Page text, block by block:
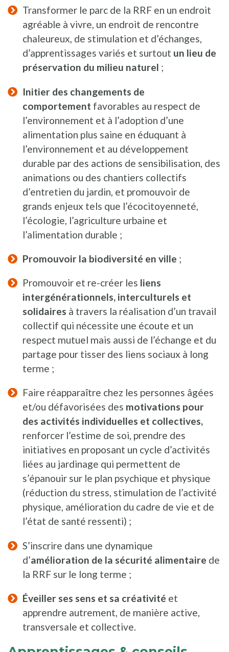
Transformer le parc de la RRF en un endroit
agréable à vivre, un endroit de rencontre
chaleureux, de stimulation et d’échanges,
d’apprentissages variés et surtout un lieu de
préservation du milieu naturel ;
Initier des changements de
comportement favorables au respect de
l’environnement et à l’adoption d’une
alimentation plus saine en éduquant à
l’environnement et au développement
durable par des actions de sensibilisation, des
animations ou des chantiers collectifs
d’entretien du jardin, et promouvoir de
grands enjeux tels que l’écocitoyenneté,
l’écologie, l’agriculture urbaine et
l’alimentation durable ;
Promouvoir la biodiversité en ville ;
Promouvoir et re-créer les liens
intergénérationnels, interculturels et
solidaires à travers la réalisation d’un travail
collectif qui nécessite une écoute et un
respect mutuel mais aussi de l’échange et du
partage pour tisser des liens sociaux à long
terme ;
Faire réapparaître chez les personnes âgées
et/ou défavorisées des motivations pour
des activités individuelles et collectives,
renforcer l’estime de soi, prendre des
initiatives en proposant un cycle d’activités
liées au jardinage qui permettent de
s’épanouir sur le plan psychique et physique
(réduction du stress, stimulation de l’activité
physique, amélioration du cadre de vie et de
l’état de santé ressenti) ;
S’inscrire dans une dynamique
d’amélioration de la sécurité alimentaire de
la RRF sur le long terme ;
Éveiller ses sens et sa créativité et
apprendre autrement, de manière active,
transversale et collective.